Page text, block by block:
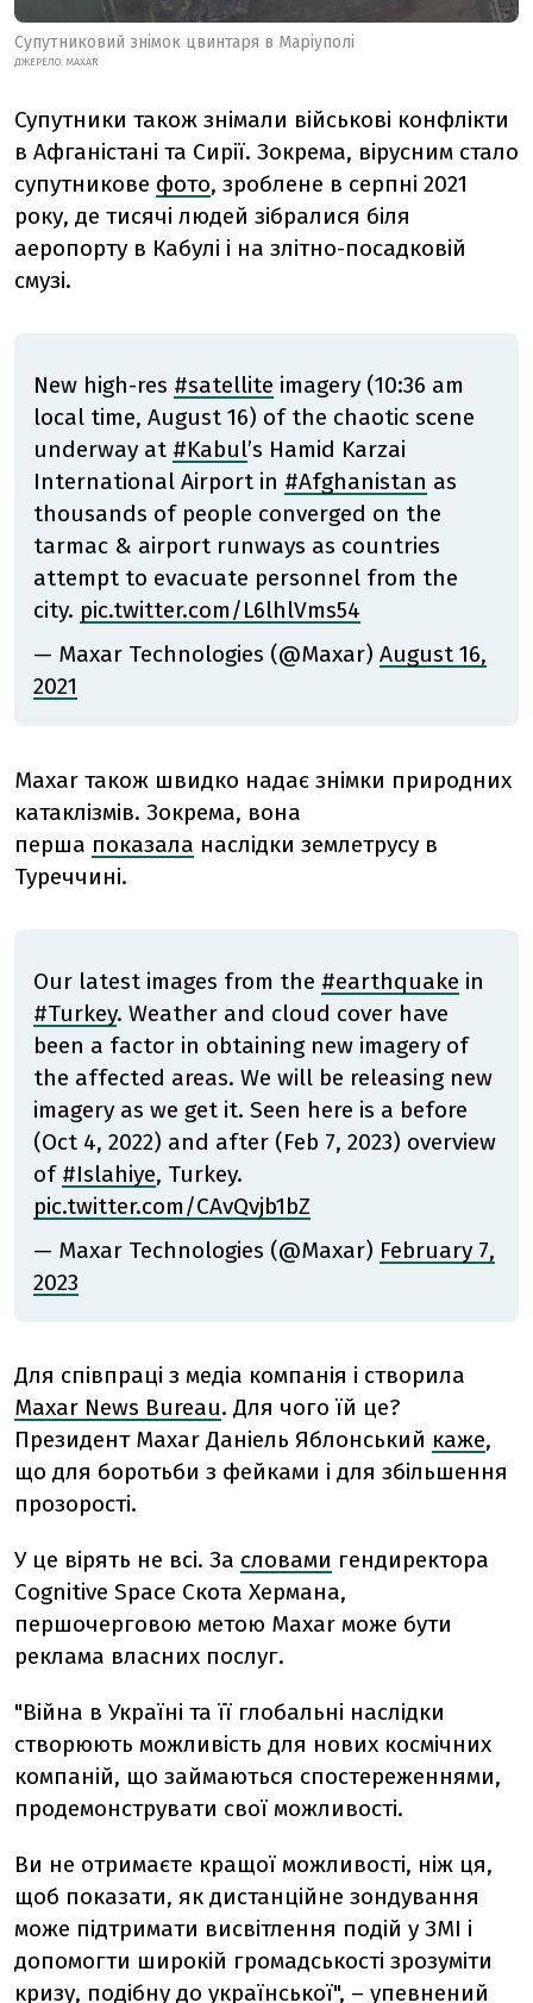
Cупутниковий знімок цвинтаря в Маріуполі
ДЖЕРЕЛО: MAXAR
Супутники також знімали військові конфлікти
в Афганістані та Сирії. Зокрема, вірусним стало
супутникове фото, зроблене в серпні 2021
року, де тисячі людей зібралися біля
аеропорту в Кабулі і на злітно-посадковій
смузі.
New high-res #satellite imagery (10:36 am
local time, August 16) of the chaotic scene
underway at #Kabul’s Hamid Karzai
International Airport in #Afghanistan as
thousands of people converged on the
tarmac & airport runways as countries
attempt to evacuate personnel from the
city. pic.twitter.com/L6lhlVms54
— Maxar Technologies (@Maxar) August 16,
2021
Maxar також швидко надає знімки природних
катаклізмів. Зокрема, вона
перша показала наслідки землетрусу в
Туреччині.
Our latest images from the #earthquake in
#Turkey. Weather and cloud cover have
been a factor in obtaining new imagery of
the affected areas. We will be releasing new
imagery as we get it. Seen here is a before
(Oct 4, 2022) and after (Feb 7, 2023) overview
of #Islahiye, Turkey.
pic.twitter.com/CAvQvjb1bZ
— Maxar Technologies (@Maxar) February 7,
2023
Для співпраці з медіа компанія і створила
Maxar News Bureau. Для чого їй це?
Президент Maxar Даніель Яблонський каже,
що для боротьби з фейками і для збільшення
прозорості.
У це вірять не всі. За словами гендиректора
Cognitive Space Скота Хермана,
першочерговою метою Maxar може бути
реклама власних послуг.
"Війна в Україні та її глобальні наслідки
створюють можливість для нових космічних
компаній, що займаються спостереженнями,
продемонструвати свої можливості.
Ви не отримаєте кращої можливості, ніж ця,
щоб показати, як дистанційне зондування
може підтримати висвітлення подій у ЗМІ і
допомогти широкій громадськості зрозуміти
кризу, подібну до української", – упевнений